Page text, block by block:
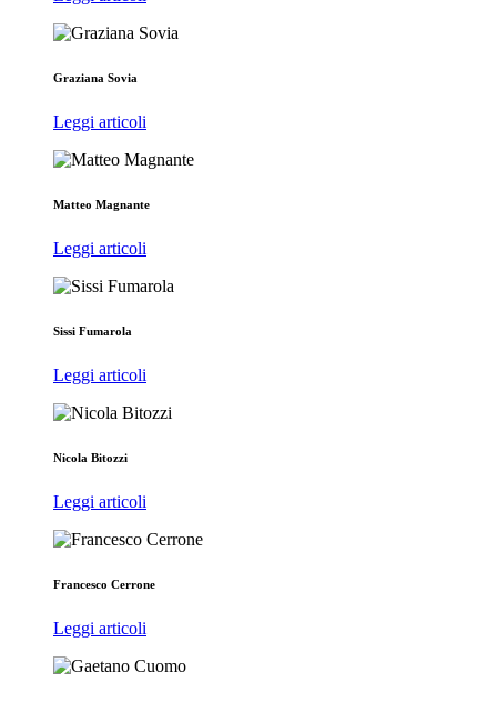
Graziana Sovia
Leggi articoli
Matteo Magnante
Leggi articoli
Sissi Fumarola
Leggi articoli
Nicola Bitozzi
Leggi articoli
Francesco Cerrone
Leggi articoli